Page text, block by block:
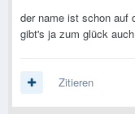
der name ist schon auf
gibt's ja zum glück
Zitieren